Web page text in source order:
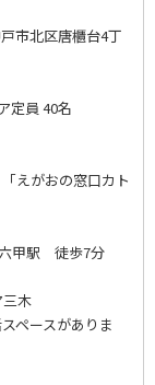
市北区唐櫃台4丁
定員 40名
えがおの窓口カト
甲駅 徒歩7分
木
ペースがありま